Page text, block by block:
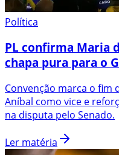
Política
PL confirma Maria
chapa pura para o
Convenção marca o fim
Aníbal como vice e
na disputa pelo Senado.
Ler matéria